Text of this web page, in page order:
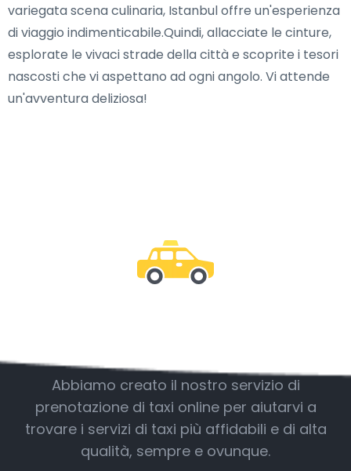
variegata scena culinaria, Istanbul offre un'esperienza
di viaggio indimenticabile.Quindi, allacciate le cinture,
esplorate le vivaci strade della città e scoprite i tesori
nascosti che vi aspettano ad ogni angolo. Vi attende
un'avventura deliziosa!
Abbiamo creato il nostro servizio di
prenotazione di taxi online per aiutarvi a
trovare i servizi di taxi più affidabili e di alta
qualità, sempre e ovunque.